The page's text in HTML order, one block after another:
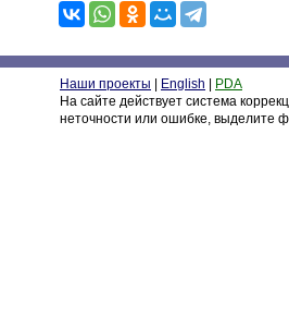
Наши проекты English
PDA
На сайте действует система
неточности или ошибке, выделите